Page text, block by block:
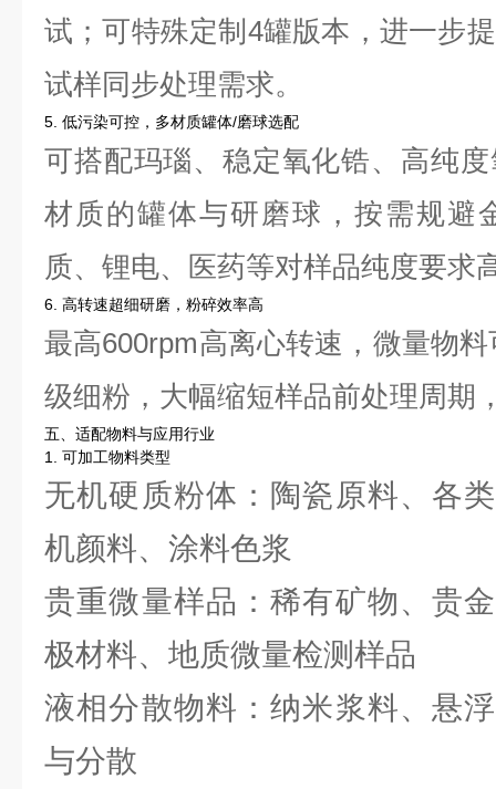
试；可特殊定制4罐版本，进一步
试样同步处理需求。
5. 低污染可控，多材质罐体/磨球选配
可搭配玛瑙、稳定氧化锆、高纯
材质的罐体与研磨球，按需规避
质、锂电、医药等对样品纯度要求
6. 高转速超细研磨，粉碎效率高
最高600rpm高离心转速，微量物
级细粉，大幅缩短样品前处理周期
五、适配物料与应用行业
1. 可加工物料类型
无机硬质粉体：陶瓷原料、各
机颜料、涂料色浆
贵重微量样品：稀有矿物、贵
极材料、地质微量检测样品
液相分散物料：纳米浆料、悬
与分散